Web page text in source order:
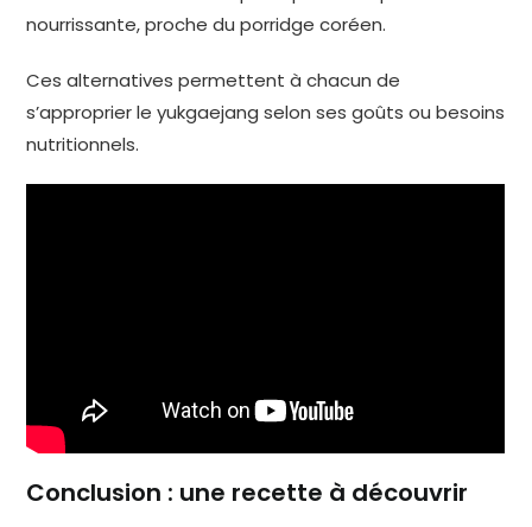
nourrissante, proche du porridge coréen.
Ces alternatives permettent à chacun de
s’approprier le yukgaejang selon ses goûts ou besoins
nutritionnels.
Conclusion : une recette à découvrir